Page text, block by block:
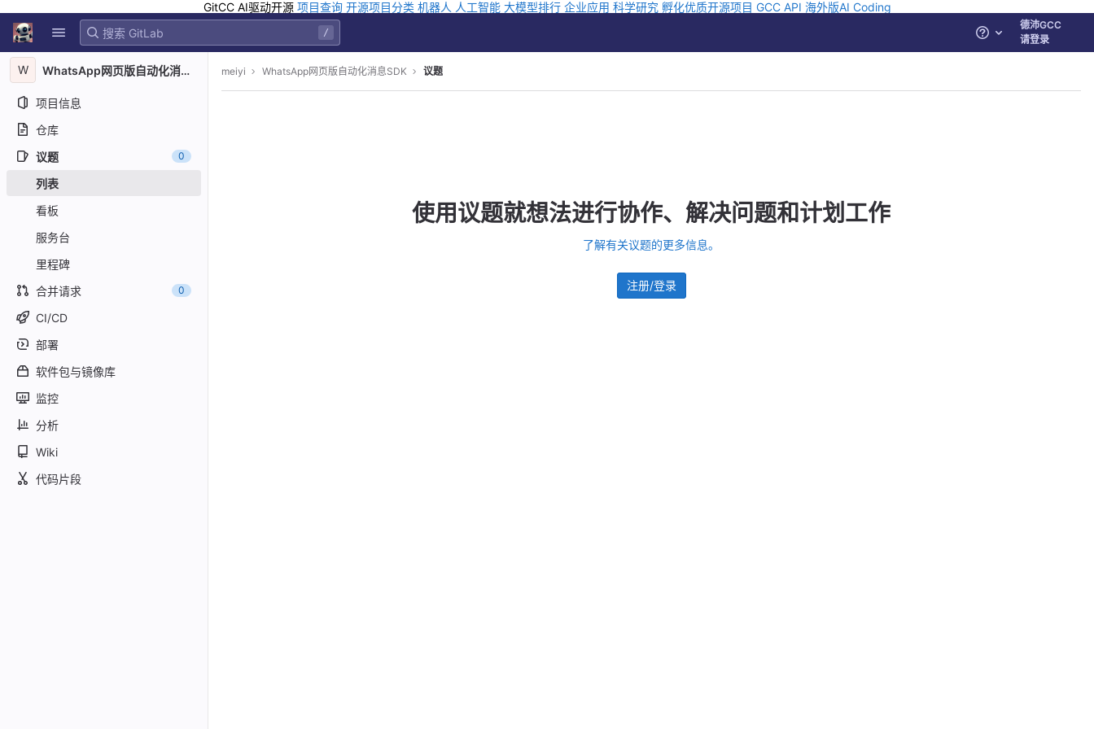
GitCC AI驱动开源 项目查询 开源项目分类 机器人 人工智能 大模型排行 企业应用 科学研究 孵化优质开源项目 GCC API 海外版AI Coding
Skip to content
GitLab
/ 帮助
德沛GCC
请登录
W WhatsApp网页版自动化消息SDK
项目信息
仓库
议题
0
列表
看板
服务台
里程碑
合并请求
0
CI/CD
部署
软件包与镜像库
监控
分析
Wiki
代码片段
meiyi WhatsApp网页版自动化消息SDK 议题